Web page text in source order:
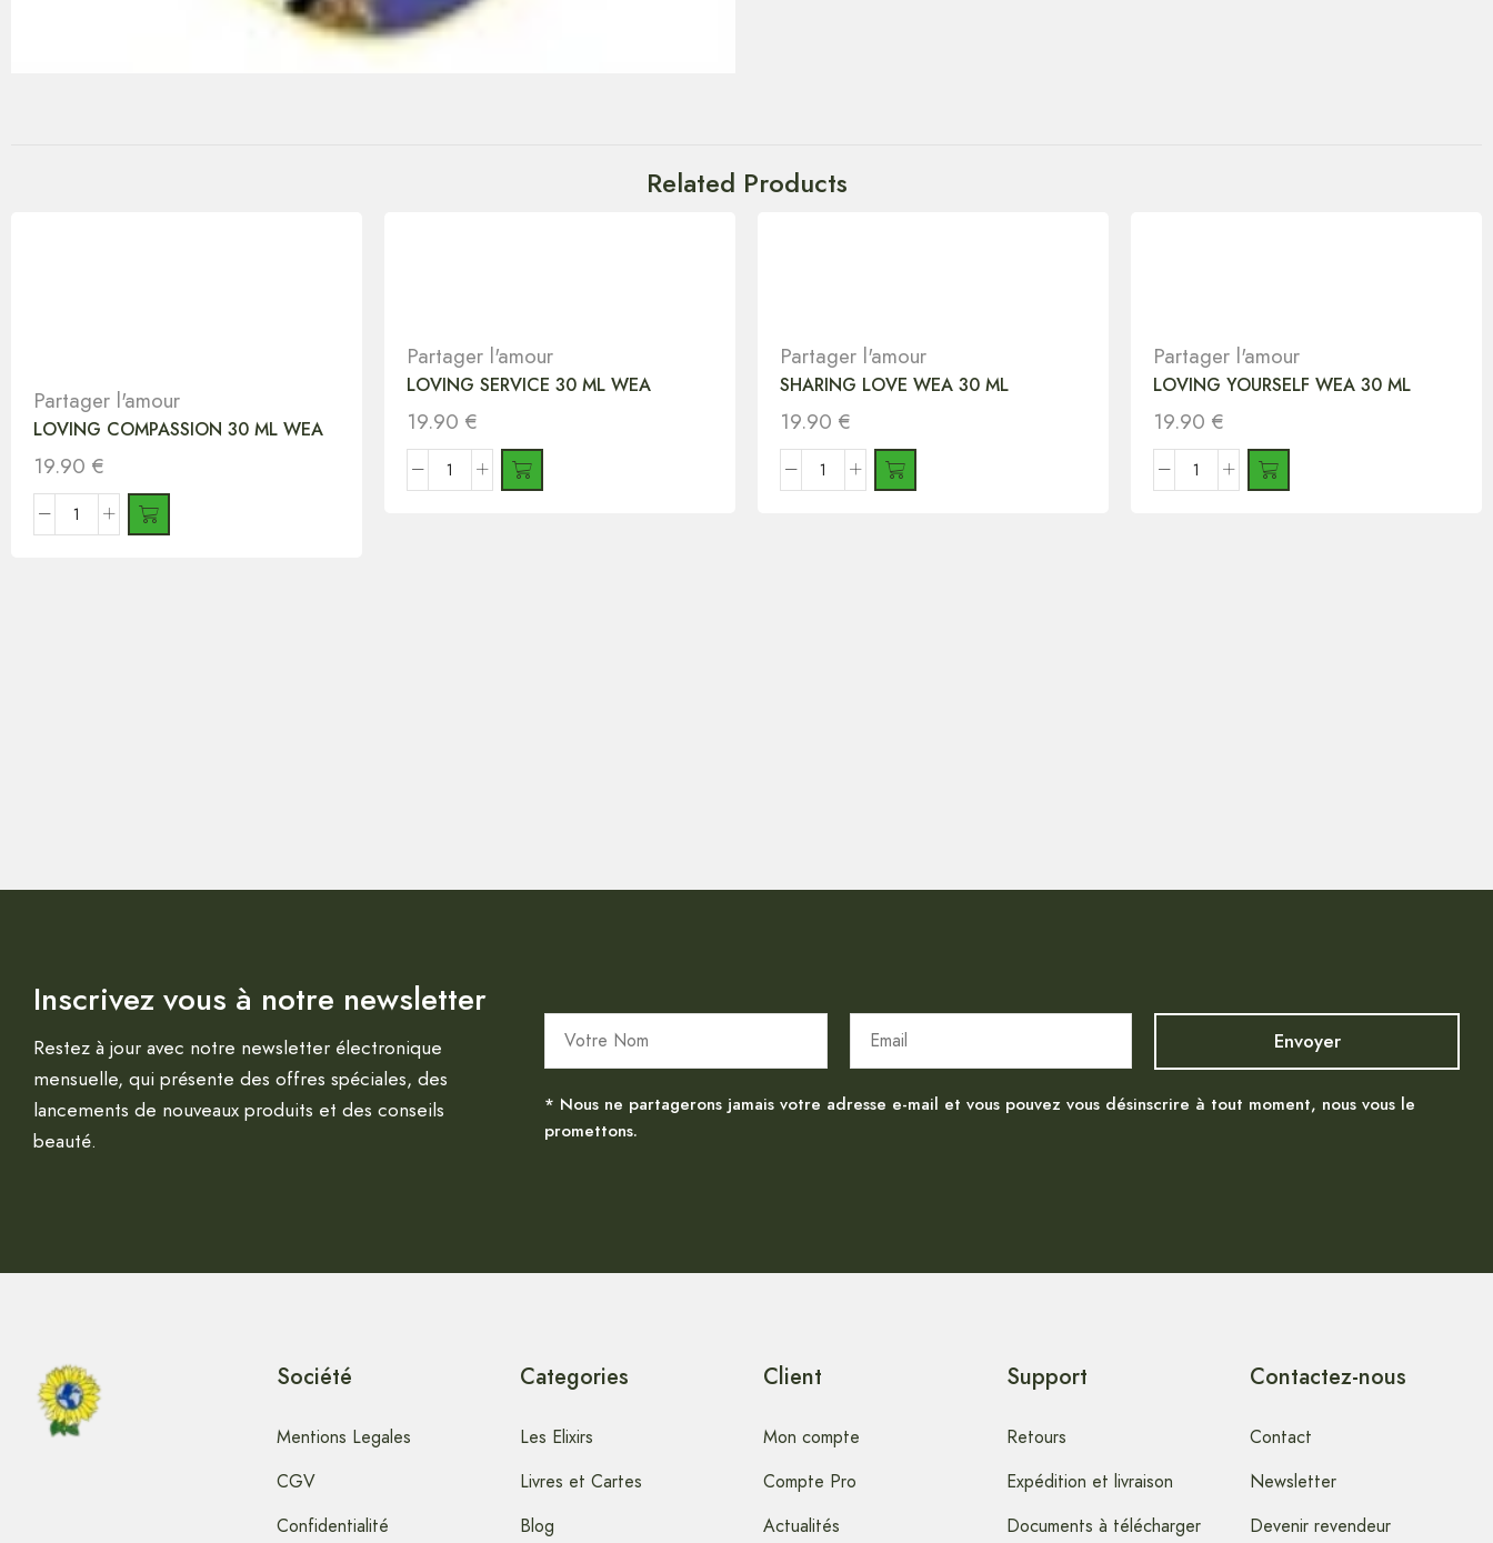
Related Products
Partager l'amour
LOVING COMPASSION 30 ML WEA
19.90 €
Partager l'amour
LOVING SERVICE 30 ML WEA
19.90 €
Partager l'amour
SHARING LOVE WEA 30 ML
19.90 €
Partager l'amour
LOVING YOURSELF WEA 30 ML
19.90 €
Inscrivez vous à notre newsletter
Restez à jour avec notre newsletter électronique
mensuelle, qui présente des offres spéciales, des
lancements de nouveaux produits et des conseils
beauté.
* Nous ne partagerons jamais votre adresse e-mail et vous pouvez vous désinscrire à tout moment, nous vous le
promettons.
Société
Mentions Legales
CGV
Confidentialité
Categories
Les Elixirs
Livres et Cartes
Blog
Client
Mon compte
Compte Pro
Actualités
Support
Retours
Expédition et livraison
Documents à télécharger
Contactez-nous
Contact
Newsletter
Devenir revendeur